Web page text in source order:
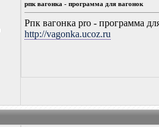
рпк вагонка - программа для вагонок
Рпк вагонка pro - программа
http://vagonka.ucoz.ru